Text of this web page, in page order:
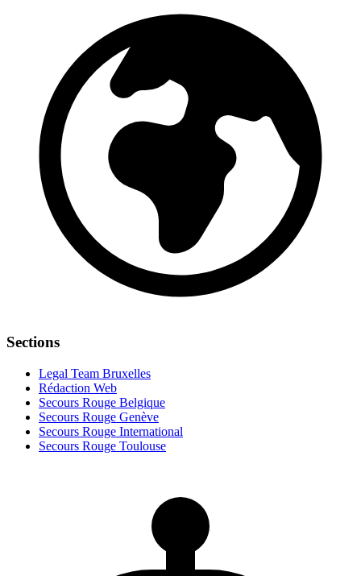
Sections
Legal Team Bruxelles
Rédaction Web
Secours Rouge Belgique
Secours Rouge Genève
Secours Rouge International
Secours Rouge Toulouse